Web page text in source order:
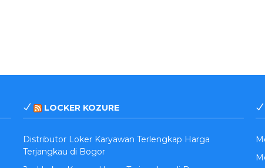
LOCKER KOZURE
Distributor Loker Karyawan Terlengkap Harga
Terjangkau di Bogor